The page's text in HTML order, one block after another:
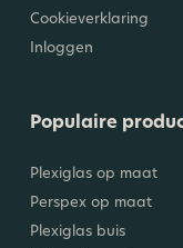
Cookieverklaring
Inloggen
Populaire
Plexiglas op maat
Perspex op maat
Plexiglas buis